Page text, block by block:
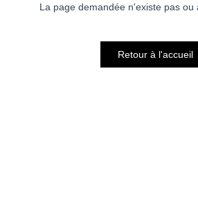
La page demandée n'existe pas ou
Retour à l'accueil